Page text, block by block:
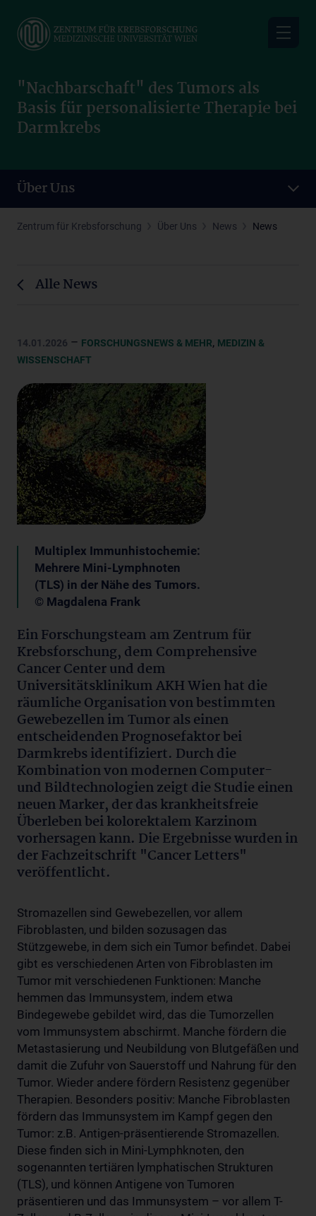
main
"Nachbarschaft" des Tumors als
Basis für personalisierte Therapie bei
Darmkrebs
Über Uns
Zentrum für Krebsforschung Über Uns News News
Alle News
14.01.2026 – FORSCHUNGSNEWS & MEHR, MEDIZIN &
WISSENSCHAFT
Multiplex Immunhistochemie:
Mehrere Mini-Lymphnoten
(TLS) in der Nähe des Tumors.
© Magdalena Frank
Ein Forschungsteam am Zentrum für
Krebsforschung, dem Comprehensive
Cancer Center und dem
Universitätsklinikum AKH Wien hat die
räumliche Organisation von bestimmten
Gewebezellen im Tumor als einen
entscheidenden Prognosefaktor bei
Darmkrebs identifiziert. Durch die
Kombination von modernen Computer-
und Bildtechnologien zeigt die Studie einen
neuen Marker, der das krankheitsfreie
Überleben bei kolorektalem Karzinom
vorhersagen kann. Die Ergebnisse wurden in
der Fachzeitschrift "Cancer Letters"
veröffentlicht.
Stromazellen sind Gewebezellen, vor allem
Fibroblasten, und bilden sozusagen das
Stützgewebe, in dem sich ein Tumor befindet. Dabei
gibt es verschiedenen Arten von Fibroblasten im
Tumor mit verschiedenen Funktionen: Manche
hemmen das Immunsystem, indem etwa
Bindegewebe gebildet wird, das die Tumorzellen
vom Immunsystem abschirmt. Manche fördern die
Metastasierung und Neubildung von Blutgefäßen und
damit die Zufuhr von Sauerstoff und Nahrung für den
Tumor. Wieder andere fördern Resistenz gegenüber
Therapien. Besonders positiv: Manche Fibroblasten
fördern das Immunsystem im Kampf gegen den
Tumor: z.B. Antigen-präsentierende Stromazellen.
Diese finden sich in Mini-Lymphknoten, den
sogenannten tertiären lymphatischen Strukturen
(TLS), und können Antigene von Tumoren
präsentieren und das Immunsystem – vor allem T-